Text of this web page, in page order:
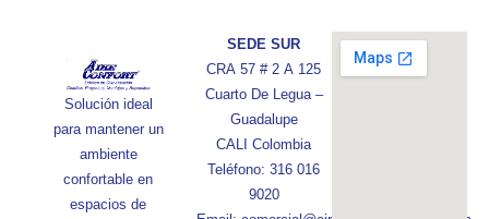
Solución ideal
para mantener un
ambiente
confortable en
espacios de
SEDE SUR
CRA 57 # 2 A 125
Cuarto De Legua –
Guadalupe
CALI Colombia
Teléfono: 316 016
9020